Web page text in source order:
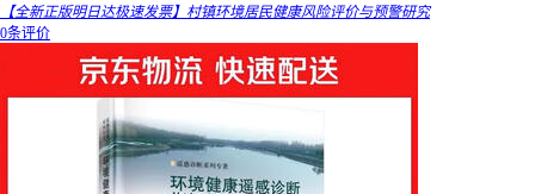
【全新正版明日达极速发票】村镇环境居民健康风险评价与预警研究
0条评价